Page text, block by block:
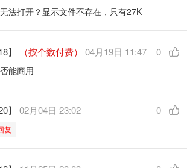
法打开？显示文件不存在，只有27K
】 （按个数付费） 04月19日 11:47 0
能商用
】02月04日 23:02 0
复